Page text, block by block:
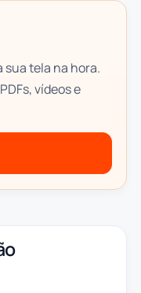
sua tela na hora.
vídeos e